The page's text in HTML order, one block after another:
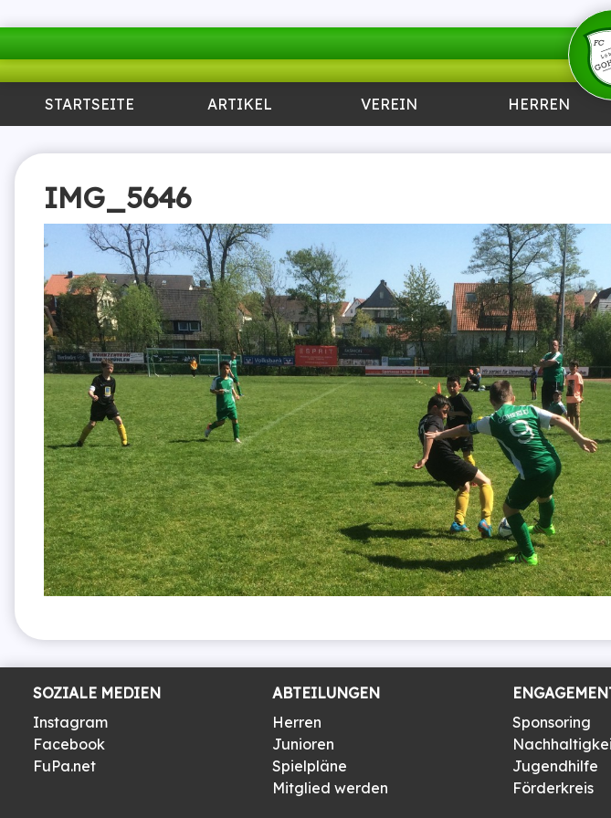
STARTSEITE ARTIKEL VEREIN HERREN
IMG_5646
SOZIALE MEDIEN
Instagram
Facebook
FuPa.net
ABTEILUNGEN
Herren
Junioren
Spielpläne
Mitglied werden
Sponsoring
Jugendhilfe
Förderkreis